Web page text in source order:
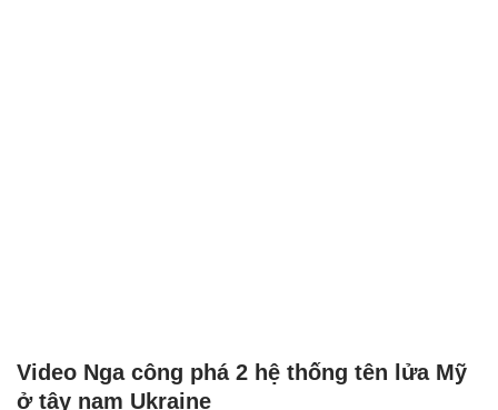
Video Nga công phá 2 hệ thống tên lửa Mỹ
ở tây nam Ukraine